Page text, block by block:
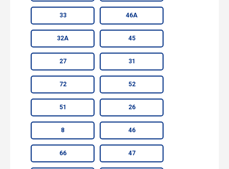
33 46А
32А 45
27 31
72 52
51 26
8 46
66 47